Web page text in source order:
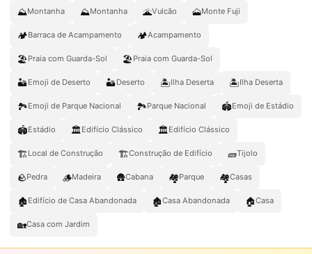
⛰️Montanha ⛰Montanha 🌋Vulcão 🗻Monte Fuji
🏕️Barraca de Acampamento 🏕Acampamento
🏖️ Praia com Guarda-Sol 🏖 Praia com Guarda-Sol
🏜️Emoji de Deserto 🏜Deserto 🏝️Ilha Deserta 🏝Ilha Deserta
🏞️Emoji de Parque Nacional 🏞Parque Nacional 🏟️Emoji de Estádio
🏟Estádio 🏛️Edifício Clássico 🏛Edifício Clássico
🏗️Local de Construção 🏗Construção de Edifício 🧱Tijolo
🪨Pedra 🪵Madeira 🛖Cabana 🏘️Parque 🏘Casas
🏚️ Edifício de Casa Abandonada 🏚Casa Abandonada 🏠Casa
🏡Casa com Jardim